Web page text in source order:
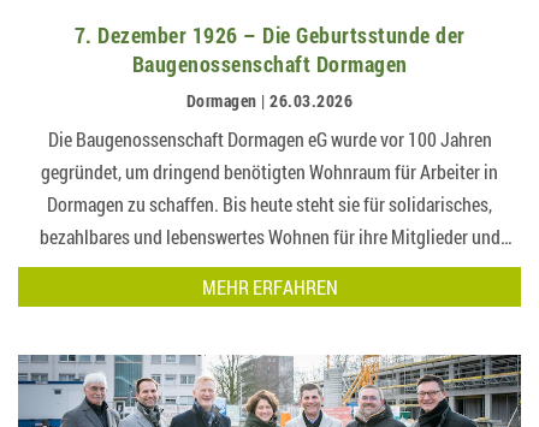
7. Dezember 1926 – Die Geburtsstunde der
Baugenossenschaft Dormagen
Dormagen | 26.03.2026
Die Baugenossenschaft Dormagen eG wurde vor 100 Jahren
gegründet, um dringend benötigten Wohnraum für Arbeiter in
Dormagen zu schaffen. Bis heute steht sie für solidarisches,
bezahlbares und lebenswertes Wohnen für ihre Mitglieder und
arbeitet dabei eng mit der Stadt Dormagen zusa…
MEHR ERFAHREN